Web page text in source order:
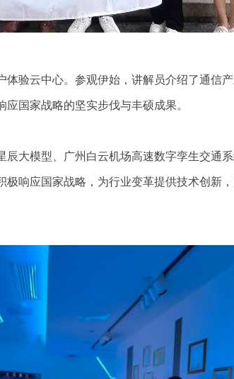
验云中心。参观伊始，讲解员介绍了通信
国家战略的坚实步伐与丰硕成果。
大模型、广州白云机场高速数字孪生交通
响应国家战略，为行业变革提供技术创新